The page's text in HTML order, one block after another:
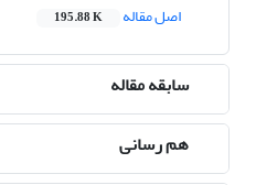
اصل مقاله
195.88 K
سابقه مقاله
هم رسانی